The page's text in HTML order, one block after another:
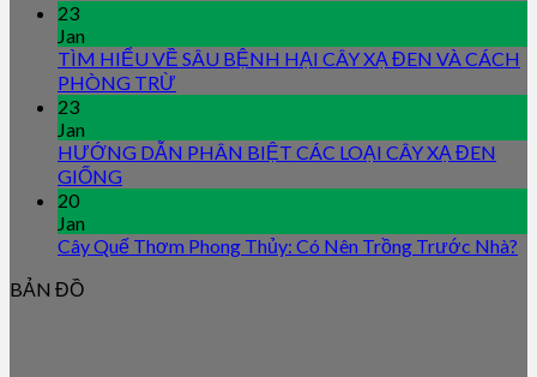
23
Jan
TÌM HIỂU VỀ SÂU BỆNH HẠI CÂY XẠ ĐEN VÀ CÁCH
PHÒNG TRỪ
23
Jan
HƯỚNG DẪN PHÂN BIỆT CÁC LOẠI CÂY XẠ ĐEN
GIỐNG
20
Jan
Cây Quế Thơm Phong Thủy: Có Nên Trồng Trước Nhà?
BẢN ĐỒ